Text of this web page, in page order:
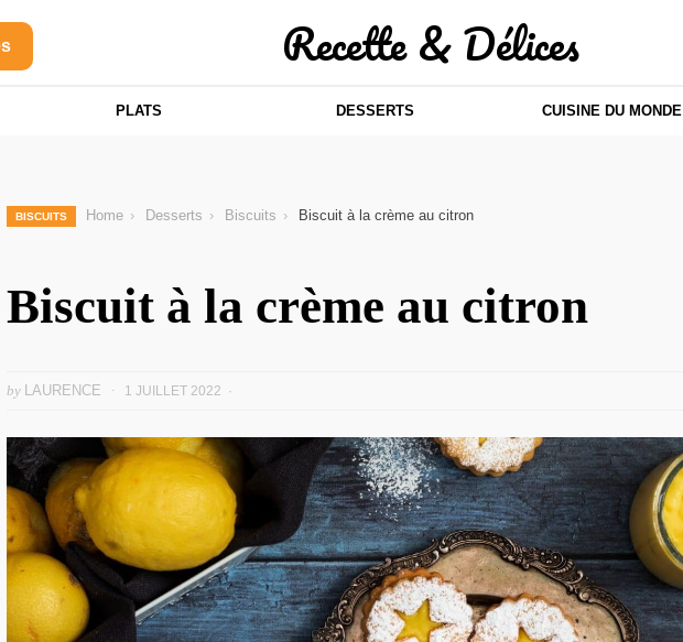
Recette & Délices
PLATS DESSERTS CUISINE DU MONDE
BISCUITS Home Desserts Biscuits Biscuit à la crème au citron
Biscuit à la crème au citron
by LAURENCE 1 JUILLET 2022